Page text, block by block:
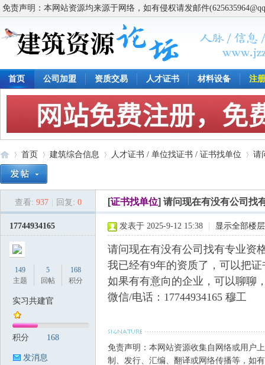
免责声明：本网站资源均来源于网络，如有侵权请发邮件
首页 公司加盟 资质交易 人才证书 材料设备 注
首页
›
建筑综合信息 人才证书 / 单位找证书 / 证书找单位
›
请
查看: 937 回复: 0 [证书找单位] 请问现在有没有公司找
17744934165
149
主题
5
回帖
168
积分
实习共建官
积分 168
发消息
发表于 2025-9-12 15:38 显示全部楼层
请问现在有没有公司找有专业资
我已经有9年的资质了，可以把
如果有有意向的企业，可以聊聊
微信/电话：17744934165 穆工
免责声明：本网站资源收集自网络或用户
制、发行、汇编、翻译或网络传播等，如